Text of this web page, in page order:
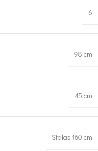
6
98 cm
45 cm
Stalas 160 cm